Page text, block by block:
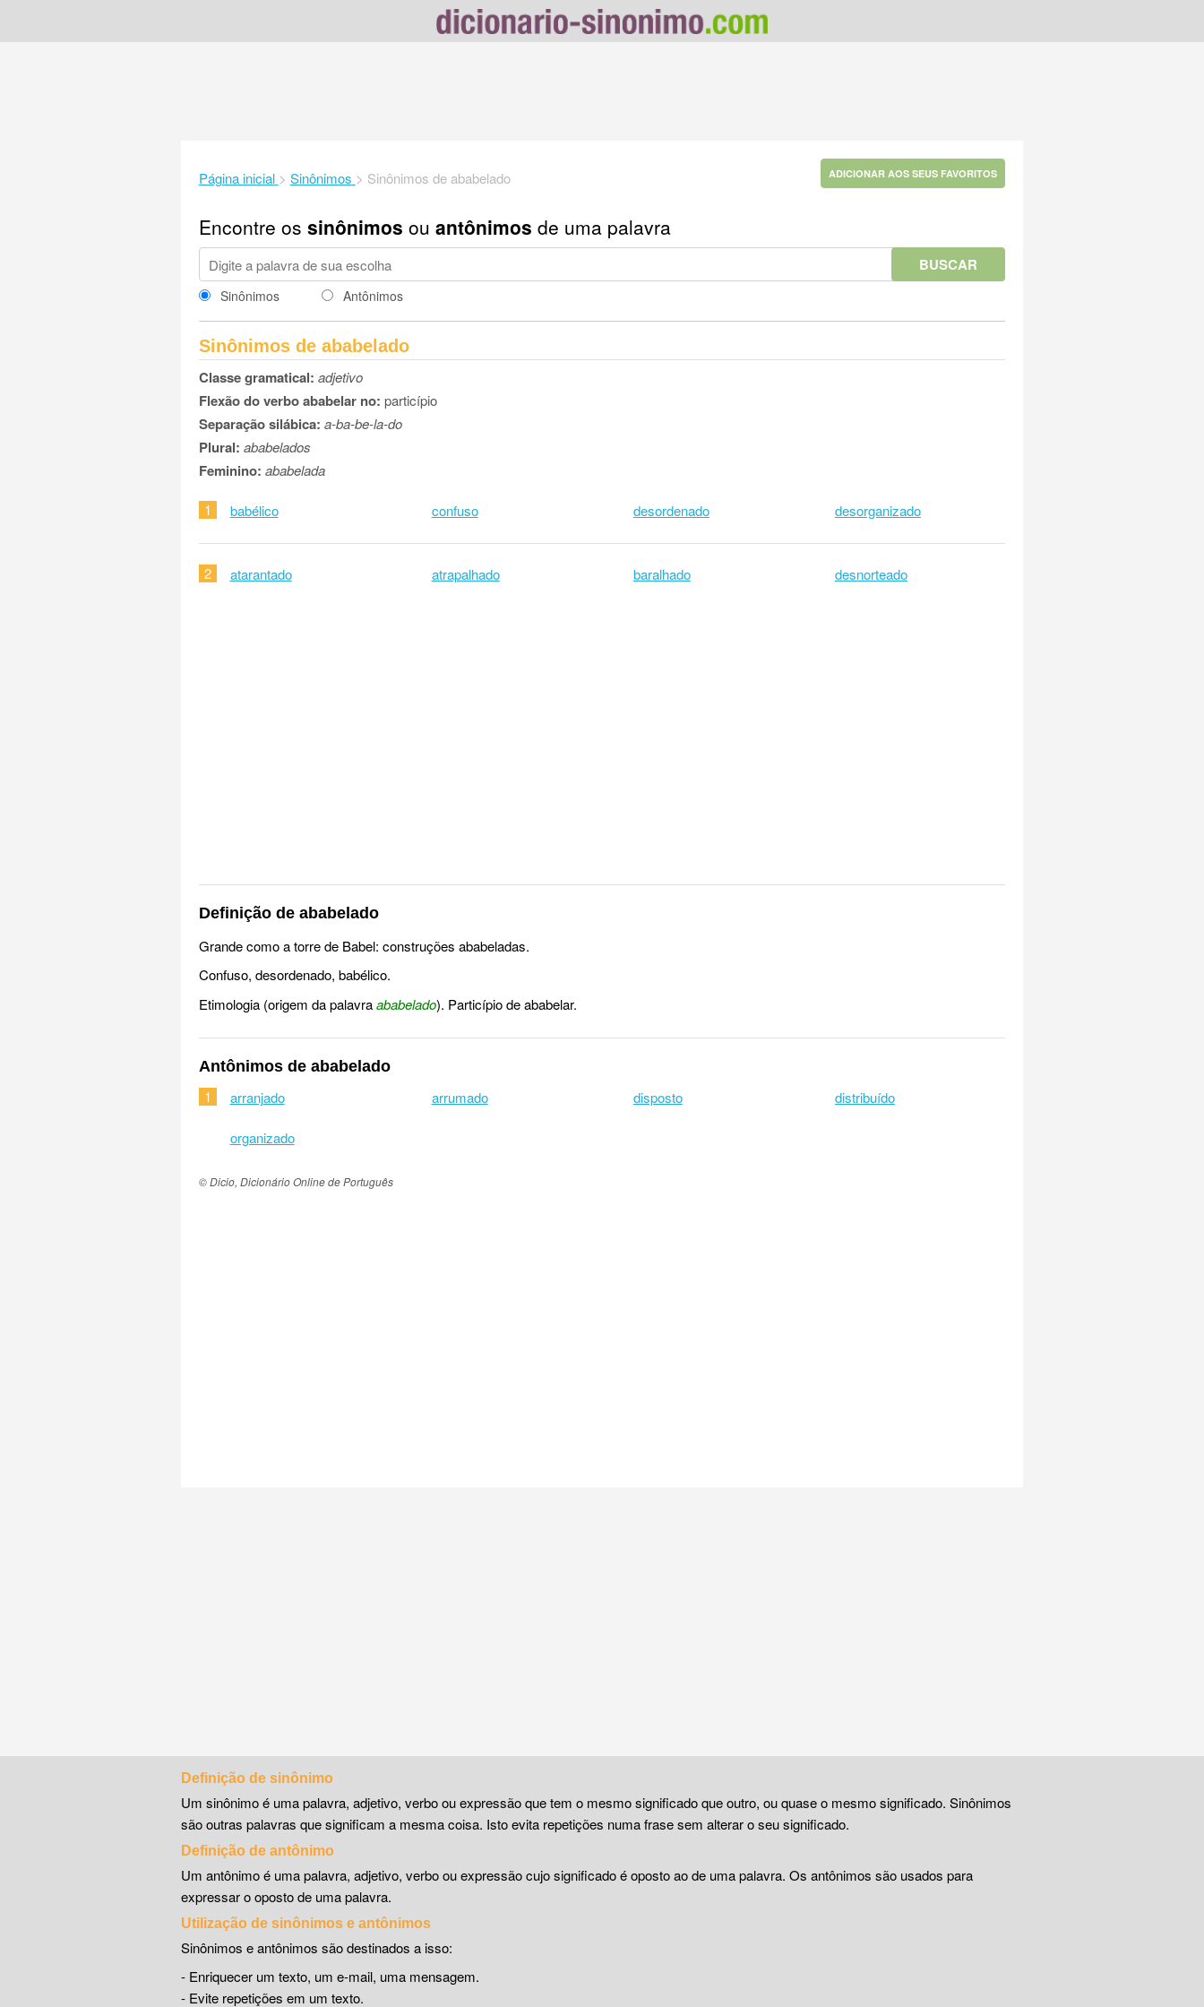
Página inicial > Sinônimos > Sinônimos de ababelado ADICIONAR AOS SEUS FAVORITOS
Encontre os sinônimos ou antônimos de uma palavra
BUSCAR
Sinônimos Antônimos
Sinônimos de ababelado
Classe gramatical: adjetivo
Flexão do verbo ababelar no: particípio
Separação silábica: a-ba-be-la-do
Plural: ababelados
Feminino: ababelada
1 babélico confuso desordenado desorganizado
2 atarantado atrapalhado baralhado desnorteado
Definição de ababelado
Grande como a torre de Babel: construções ababeladas.
Confuso, desordenado, babélico.
Etimologia (origem da palavraababelado). Particípio de ababelar.
Antônimos de ababelado
1 arranjado arrumado disposto distribuído
organizado
© Dicio, Dicionário Online de Português
Definição de sinônimo
Um sinônimo é uma palavra, adjetivo, verbo ou expressão que tem o mesmo significado que outro, ou quase o mesmo significado. Sinônimos
são outras palavras que significam a mesma coisa. Isto evita repetições numa frase sem alterar o seu significado.
Definição de antônimo
Um antônimo é uma palavra, adjetivo, verbo ou expressão cujo significado é oposto ao de uma palavra. Os antônimos são usados para
expressar o oposto de uma palavra.
Utilização de sinônimos e antônimos
Sinônimos e antônimos são destinados a isso:
- Enriquecer um texto, um e-mail, uma mensagem.
- Evite repetições em um texto.